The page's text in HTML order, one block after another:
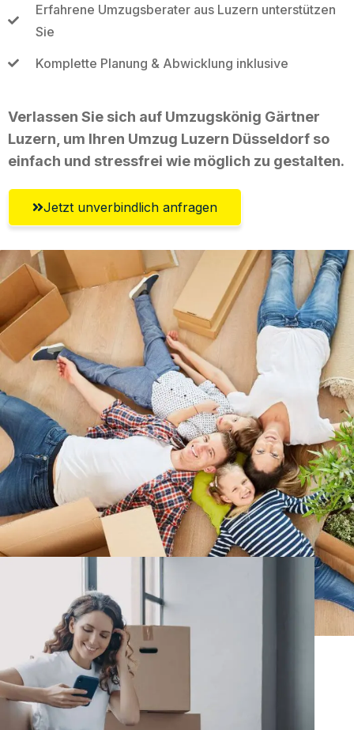
Erfahrene Umzugsberater aus Luzern unterstützen
Sie
Komplette Planung & Abwicklung inklusive
Verlassen Sie sich auf Umzugskönig Gärtner
Luzern, um Ihren Umzug Luzern Düsseldorf so
einfach und stressfrei wie möglich zu gestalten.
Jetzt unverbindlich anfragen